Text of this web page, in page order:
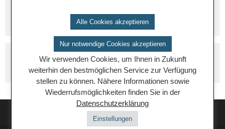
Alle Cookies akzeptieren
Nur notwendige Cookies akzeptieren
Wir verwenden Cookies, um Ihnen in Zukunft
weiterhin den bestmöglichen Service zur Verfügung
stellen zu können. Nähere Informationen sowie
Wiederrufsmöglichkeiten finden Sie in der
Datenschutzerklärung
Einstellungen